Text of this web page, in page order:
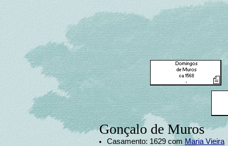
Gonçalo de Muros
Casamento: 1629 com Maria Vieira